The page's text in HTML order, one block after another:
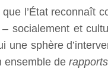
l’État reconnaît
socialement et
sphère
ensemble de